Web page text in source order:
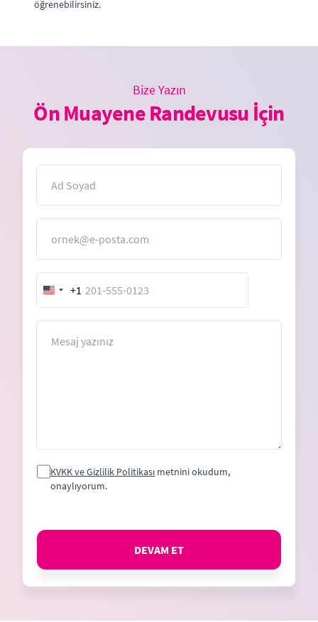
öğrenebilirsiniz.
Bize Yazın
Ön Muayene Randevusu İçin
United
States
+1
KVKK ve Gizlilik Politikası metnini okudum,
onaylıyorum.
DEVAM ET